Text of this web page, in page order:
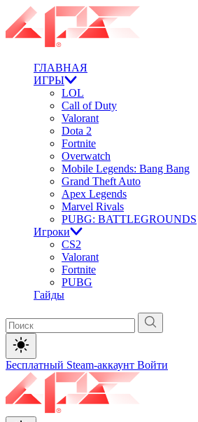
ГЛАВНАЯ
ИГРЫ
LOL
Call of Duty
Valorant
Dota 2
Fortnite
Overwatch
Mobile Legends: Bang Bang
Grand Theft Auto
Apex Legends
Marvel Rivals
PUBG: BATTLEGROUNDS
Игроки
CS2
Valorant
Fortnite
PUBG
Гайды
Бесплатный Steam-аккаунт Войти